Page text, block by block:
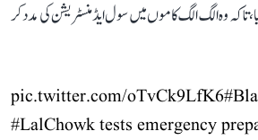
وہ الگ الگ کاموں میں سول ایڈمنسٹریشن کی مدد کر
pic.twitter.com/oTvCk9LfK6
#LalChowktests emergency